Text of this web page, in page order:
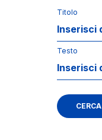
Titolo
Testo
CERCA